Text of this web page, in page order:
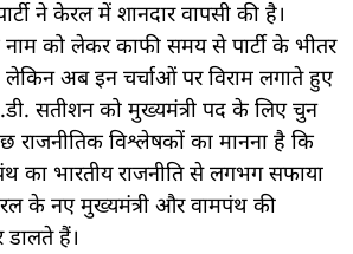
ने केरल में शानदार वापसी की है।
नाम को लेकर काफी समय से पार्टी के भीतर
अब इन चर्चाओं पर विराम लगाते हुए
सतीशन को मुख्यमंत्री पद के लिए चुन
राजनीतिक विश्लेषकों का मानना है कि
का भारतीय राजनीति से लगभग सफाया
के नए मुख्यमंत्री और वामपंथ की
डालते हैं।